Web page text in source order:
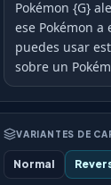
Pokémon {G}
ese Pokémon a
puedes usar
sobre un
VARIANTES DE
Normal